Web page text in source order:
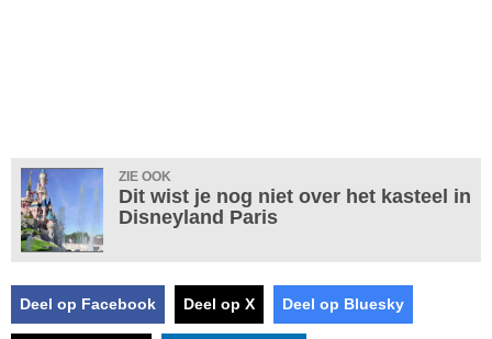
ZIE OOK
Dit wist je nog niet over het kasteel in
Disneyland Paris
Deel op Facebook Deel op X Deel op Bluesky